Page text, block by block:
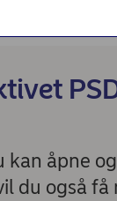
–
åpne
du også